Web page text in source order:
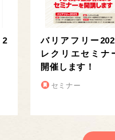
バリアフリー
レクリエセミナ
開催します！
セミナー